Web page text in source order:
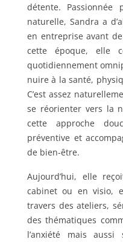
détente.
naturelle, Sandra a
en entreprise avant
cette époque, elle
quotidiennement
nuire à la santé,
C’est assez
se réorienter vers la
cette approche
préventive et
de bien-être.
Aujourd’hui, elle
cabinet ou en visio,
travers des ateliers,
des thématiques
l’anxiété mais aussi